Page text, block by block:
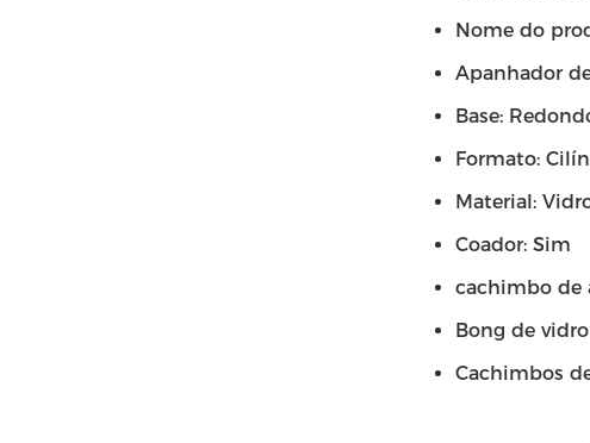
Nome do
Apanhador
Base:
Formato:
Material:
Coador: Sim
cachimbo de
Bong de
Cachimbos